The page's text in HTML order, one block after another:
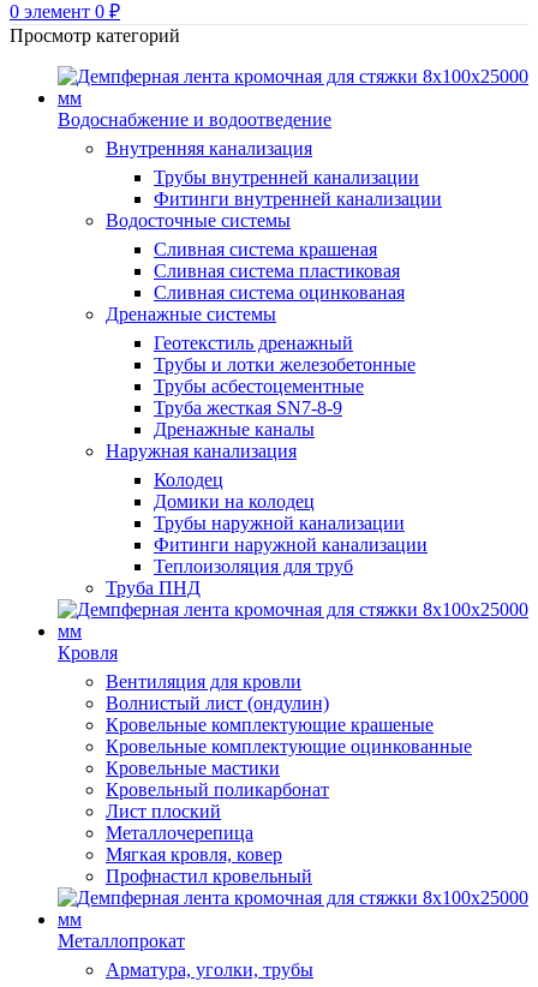
0 элемент 0 ₽
Просмотр категорий
Водоснабжение и водоотведение
Внутренняя канализация
Трубы внутренней канализации
Фитинги внутренней канализации
Водосточные системы
Сливная система крашеная
Сливная система пластиковая
Сливная система оцинкованая
Дренажные системы
Геотекстиль дренажный
Трубы и лотки железобетонные
Трубы асбестоцементные
Труба жесткая SN7-8-9
Дренажные каналы
Наружная канализация
Колодец
Домики на колодец
Трубы наружной канализации
Фитинги наружной канализации
Теплоизоляция для труб
Труба ПНД
Кровля
Вентиляция для кровли
Волнистый лист (ондулин)
Кровельные комплектующие крашеные
Кровельные комплектующие оцинкованные
Кровельные мастики
Кровельный поликарбонат
Лист плоский
Металлочерепица
Мягкая кровля, ковер
Профнастил кровельный
Металлопрокат
Арматура, уголки, трубы